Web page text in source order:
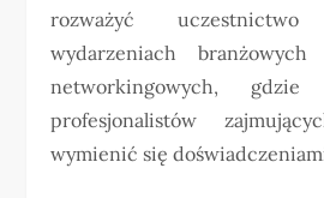
rozważyć
wydarzeniach
networkingowych,
profesjonalistów
wymienić się